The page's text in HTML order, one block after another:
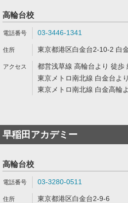
高輪台校
03-3446-1341
東京都港区白金台2-10-2 白
都営浅草線 高輪台より 徒歩
東京メトロ南北線 白金台よ
東京メトロ南北線 白金高輪
早稲田アカデミー
高輪台校
03-3280-0511
東京都港区白金台2-9-6